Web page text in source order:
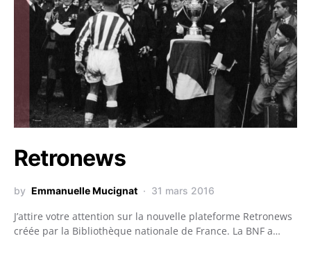
Retronews
by Emmanuelle Mucignat 31 mars 2016
J’attire votre attention sur la nouvelle plateforme Retronews
créée par la Bibliothèque nationale de France. La BNF a…